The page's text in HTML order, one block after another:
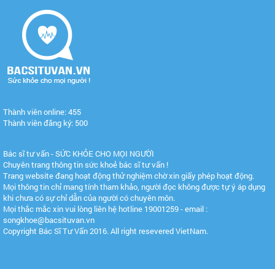
Thành viên online: 455
Thành viên đăng ký: 500
Bác sĩ tư vấn - SỨC KHỎE CHO MỌI NGƯỜI
Chuyên trang thông tin sức khoẻ bác sĩ tư vấn !
Trang website đang hoạt động thử nghiệm chờ xin giấy phép hoạt động.
Mọi thông tin chỉ mang tính tham khảo, người đọc không được tự ý áp dụng
khi chưa có sự chỉ dẫn của người có chuyên môn.
Mọi thắc mắc xin vui lòng liên hệ hotline 19001259 - email :
songkhoe@bacsituvan.vn
Copyright Bác Sĩ Tư Vấn 2016. All right resevered VietNam.